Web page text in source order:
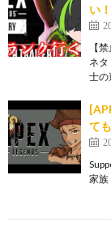
い
【
ネ
士の
て
家